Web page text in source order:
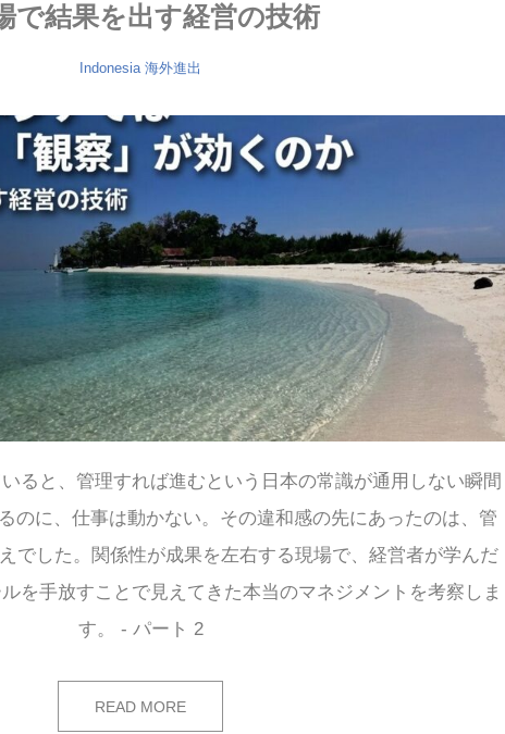
で結果を出す経営の技術
Indonesia 海外進出
ると、管理すれば進むという日本の常識が通用しない瞬間
のに、仕事は動かない。その違和感の先にあったのは、管
でした。関係性が成果を左右する現場で、経営者が学んだ
を手放すことで見えてきた本当のマネジメントを考察しま
す。 - パート 2
READ MORE